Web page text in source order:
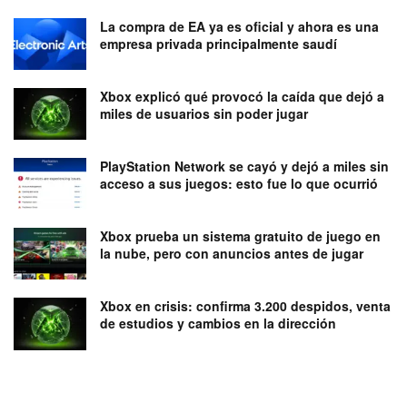
La compra de EA ya es oficial y ahora es una
empresa privada principalmente saudí
Xbox explicó qué provocó la caída que dejó a
miles de usuarios sin poder jugar
PlayStation Network se cayó y dejó a miles sin
acceso a sus juegos: esto fue lo que ocurrió
Xbox prueba un sistema gratuito de juego en
la nube, pero con anuncios antes de jugar
Xbox en crisis: confirma 3.200 despidos, venta
de estudios y cambios en la dirección